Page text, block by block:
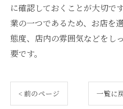
に確認しておくことが大切で
業の一つであるため、お店を
態度、店内の雰囲気などをし
要です。
< 前のページ 一覧に